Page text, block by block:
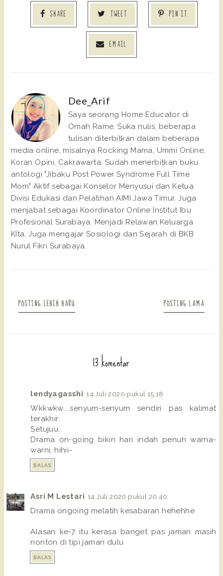
SHARE TWEET PIN IT
EMAIL
Dee_Arif
Saya seorang Home Educator di
Omah Rame. Suka nulis, beberapa
tulisan diterbitkan dalam beberapa
media online, misalnya Rocking Mama, Ummi Online,
Koran Opini, Cakrawarta. Sudah menerbitkan buku
antologi "Jibaku Post Power Syndrome Full Time
Mom" Aktif sebagai Konselor Menyusui dan Ketua
Divisi Edukasi dan Pelatihan AIMI Jawa Timur. Juga
menjabat sebagai Koordinator Online Institut Ibu
Profesional Surabaya. Menjadi Relawan Keluarga
KIta. Juga mengajar Sosiologi dan Sejarah di BKB
Nurul Fikri Surabaya.
POSTING LEBIH BARU POSTING LAMA
13 komentar
lendyagasshi 14 Juli 2020 pukul 15.18
Wkkwkw....senyum-senyum sendiri pas kalimat
terakhir.
Setujuu..
Drama on-going bikin hari indah penuh warna-
warni, hihii~
BALAS
Asri M Lestari 14 Juli 2020 pukul 20.40
Drama ongoing melatih kesabaran hehehhe
Alasan ke-7 itu kerasa banget pas jaman masih
nonton di tipi jaman dulu
BALAS